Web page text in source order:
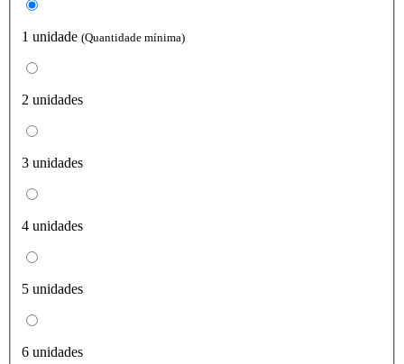
1 unidade (Quantidade mínima)
2 unidades
3 unidades
4 unidades
5 unidades
6 unidades